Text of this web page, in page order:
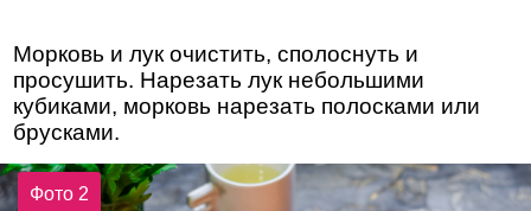
Морковь и лук очистить, сполоснуть и
просушить. Нарезать лук небольшими
кубиками, морковь нарезать полосками или
брусками.
Фото 2